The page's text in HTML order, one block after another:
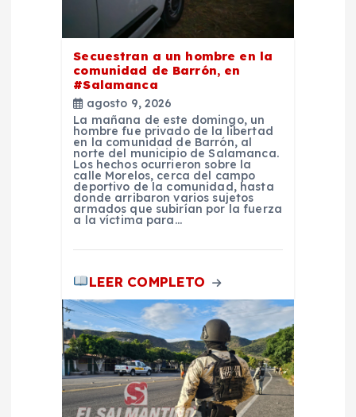
Secuestran a un hombre en la
comunidad de Barrón, en
#Salamanca
agosto 9, 2026
La mañana de este domingo, un
hombre fue privado de la libertad
en la comunidad de Barrón, al
norte del municipio de Salamanca.
Los hechos ocurrieron sobre la
calle Morelos, cerca del campo
deportivo de la comunidad, hasta
donde arribaron varios sujetos
armados que subirían por la fuerza
a la víctima para…
LEER COMPLETO